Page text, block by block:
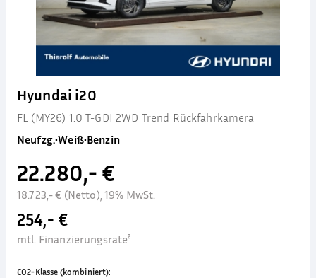
Hyundai i20
FL (MY26) 1.0 T-GDI 2WD Trend Rückfahrkamera
Neufzg.•Weiß•Benzin
22.280,- €
18.723,- € (Netto), 19% MwSt.
254,- €
mtl. Finanzierungsrate²
CO2-Klasse (kombiniert):